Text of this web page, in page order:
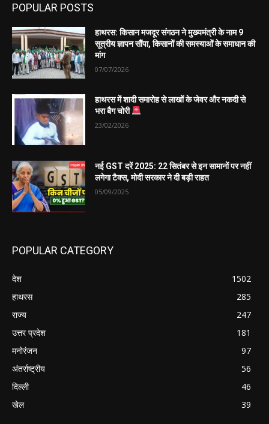
POPULAR POSTS
हाथरस: किसान मजदूर संगठन ने मुख्यमंत्री के नाम 9
सूत्रीय ज्ञापन सौंपा, किसानों की समस्याओं के समाधान की
मांग
07/07/2026
हाथरस में शादी समारोह से लाखों के जेवर और नकदी से
भरा बैग चोरी
23/02/2026
नई GST दरें 2025: 22 सितंबर से इन सामानों पर नहीं
लगेगा टैक्स, मोदी सरकार ने दी बड़ी राहत
05/09/2025
POPULAR CATEGORY
देश
1502
हाथरस
285
राज्य
247
उत्तर प्रदेश
181
मनोरंजन
97
अंतर्राष्ट्रीय
56
दिल्ली
46
खेल
39